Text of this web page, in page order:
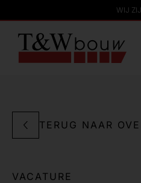
WIJ
TERUG NAAR
VACATURE